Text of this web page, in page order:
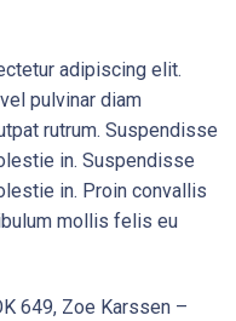
adipiscing elit.
pulvinar diam
rutrum. Suspendisse
in. Suspendisse
in. Proin convallis
mollis felis eu
649, Zoe Karssen –